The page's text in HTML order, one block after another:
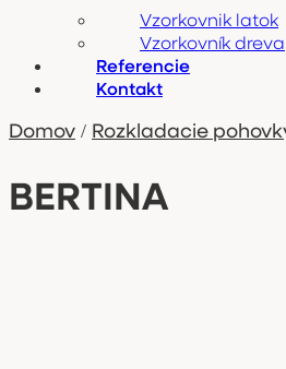
Vzorkovnik latok
Vzorkovník dreva
Referencie
Kontakt
Domov / Rozkladacie
BERTINA